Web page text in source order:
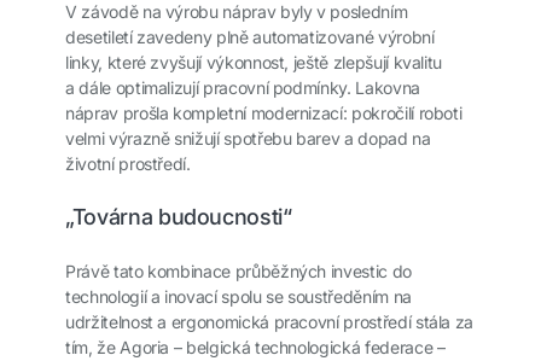
V závodě na výrobu náprav byly v posledním
desetiletí zavedeny plně automatizované výrobní
linky, které zvyšují výkonnost, ještě zlepšují kvalitu
a dále optimalizují pracovní podmínky. Lakovna
náprav prošla kompletní modernizací: pokročilí roboti
velmi výrazně snižují spotřebu barev a dopad na
životní prostředí.
„Továrna budoucnosti“
Právě tato kombinace průběžných investic do
technologií a inovací spolu se soustředěním na
udržitelnost a ergonomická pracovní prostředí stála za
tím, že Agoria – belgická technologická federace –